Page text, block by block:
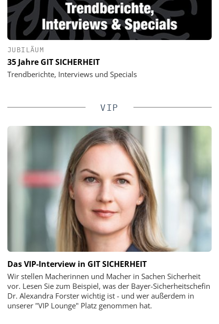
JUBILÄUM
35 Jahre GIT SICHERHEIT
Trendberichte, Interviews und Specials
VIP
Das VIP-Interview in GIT SICHERHEIT
Wir stellen Macherinnen und Macher in Sachen Sicherheit
vor. Lesen Sie zum Beispiel, was der Bayer-Sicherheitschefin
Dr. Alexandra Forster wichtig ist - und wer außerdem in
unserer "VIP Lounge" Platz genommen hat.